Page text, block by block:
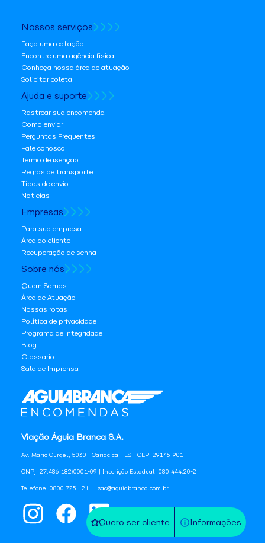
Quero ser cliente Informações
Viação Águia Branca S.A.
Av. Mario Gurgel, 5030 | Cariacica - ES - CEP: 29145-901
CNPJ: 27.486.182/0001-09 | Inscrição Estadual: 080.444.20-2
Telefone: 0800 725 1211 | sac@aguiabranca.com.br
Nossos serviços
Faça uma cotação
Encontre uma agência física
Conheça nossa área de atuação
Solicitar coleta
Ajuda e suporte
Rastrear sua encomenda
Como enviar
Perguntas Frequentes
Fale conosco
Termo de isenção
Regras de transporte
Tipos de envio
Notícias
Empresas
Para sua empresa
Área do cliente
Recuperação de senha
Sobre nós
Quem Somos
Área de Atuação
Nossas rotas
Política de privacidade
Programa de Integridade
Blog
Glossário
Sala de Imprensa